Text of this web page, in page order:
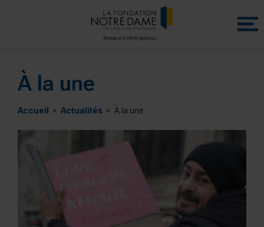
Menu
À la une
Accueil Actualités À la une